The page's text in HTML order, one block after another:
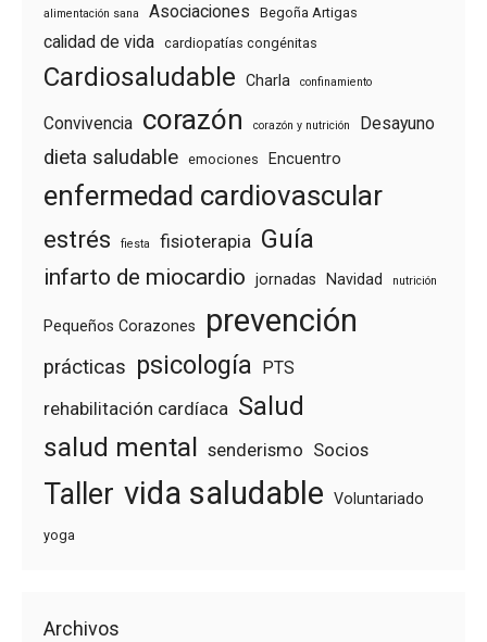
alimentación sana Asociaciones Begoña Artigas
calidad de vida cardiopatías congénitas
Cardiosaludable Charla confinamiento
Convivencia corazón corazón y nutrición Desayuno
dieta saludable emociones Encuentro
enfermedad cardiovascular
estrés fiesta fisioterapia Guía
infarto de miocardio jornadas Navidad nutrición
Pequeños Corazones prevención
prácticas psicología PTS
rehabilitación cardíaca Salud
salud mental senderismo Socios
Taller vida saludable Voluntariado
yoga
Archivos